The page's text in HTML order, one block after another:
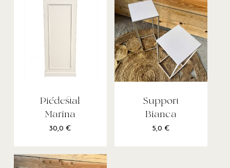
Piédestal
Marina
30,0 €
Support
Bianca
5,0 €